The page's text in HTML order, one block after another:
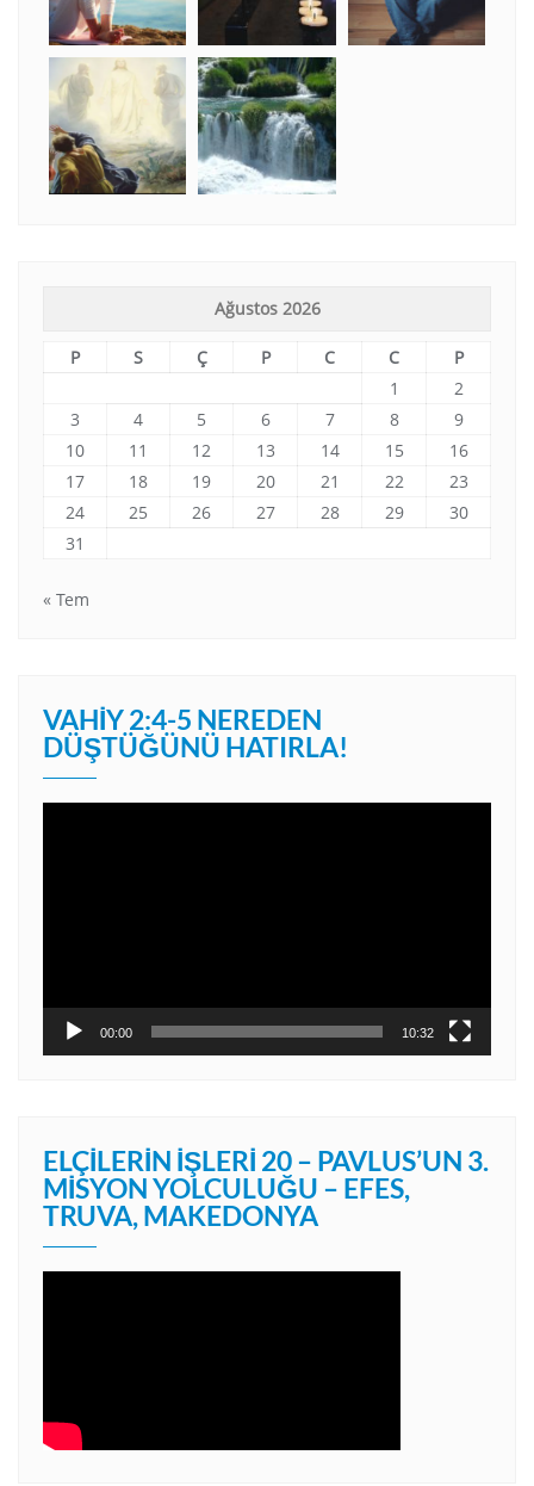
Ağustos 2026
P S Ç P C C
P
1
2
3
4 5 6 7 8
9
10
11 12 13 14 15
16
17
18 19 20 21 22
23
24
25 26 27 28 29
30
31
« Tem
VAHIY 2:4-5 NEREDEN
DÜŞTÜĞÜNÜ HATIRLA!
00:00 10:32
ELÇILERIN İŞLERI 20 – PAVLUS’UN 3.
MISYON YOLCULUĞU – EFES,
TRUVA, MAKEDONYA